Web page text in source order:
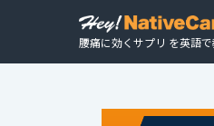
腰痛に効くサプリ を英語で